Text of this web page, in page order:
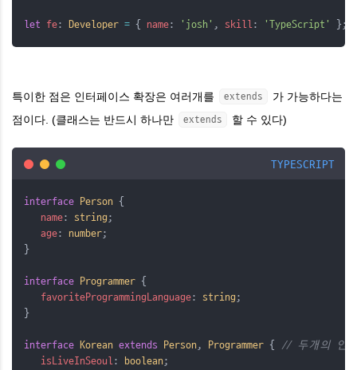
let fe: Developer = { name: 'josh' , skill: 'TypeScript' };
특이한 점은 인터페이스 확장은 여러개를 extends
가 가능하다는
점이다. (클래스는 반드시 하나만
extends 할 수 있다)
TYPESCRIPT
interface Person {
name: string ;
age: number;
}
interface Programmer {
favoriteProgrammingLanguage: string ;
}
interface Korean extends Person, Programmer {
// 두개의 인
isLiveInSeoul: boolean;